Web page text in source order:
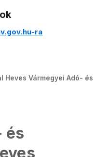
ra
Heves Vármegyei Adó- és
és